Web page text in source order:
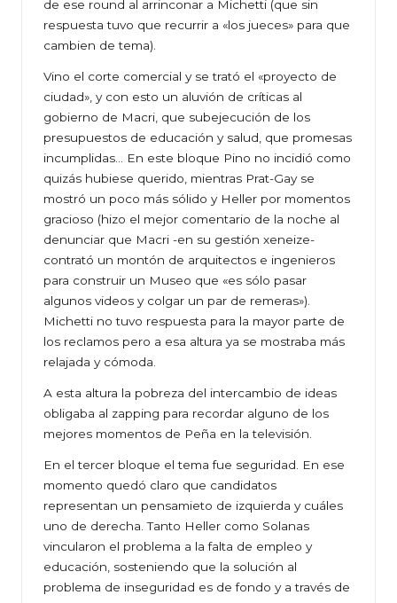
de ese round al arrinconar a Michetti (que sin
respuesta tuvo que recurrir a «los jueces» para que
cambien de tema).
Vino el corte comercial y se trató el «proyecto de
ciudad», y con esto un aluvión de críticas al
gobierno de Macri, que subejecución de los
presupuestos de educación y salud, que promesas
incumplidas… En este bloque Pino no incidió como
quizás hubiese querido, mientras Prat-Gay se
mostró un poco más sólido y Heller por momentos
gracioso (hizo el mejor comentario de la noche al
denunciar que Macri -en su gestión xeneize-
contrató un montón de arquitectos e ingenieros
para construir un Museo que «es sólo pasar
algunos videos y colgar un par de remeras»).
Michetti no tuvo respuesta para la mayor parte de
los reclamos pero a esa altura ya se mostraba más
relajada y cómoda.
A esta altura la pobreza del intercambio de ideas
obligaba al zapping para recordar alguno de los
mejores momentos de Peña en la televisión.
En el tercer bloque el tema fue seguridad. En ese
momento quedó claro que candidatos
representan un pensamieto de izquierda y cuáles
uno de derecha. Tanto Heller como Solanas
vincularon el problema a la falta de empleo y
educación, sosteniendo que la solución al
problema de inseguridad es de fondo y a través de